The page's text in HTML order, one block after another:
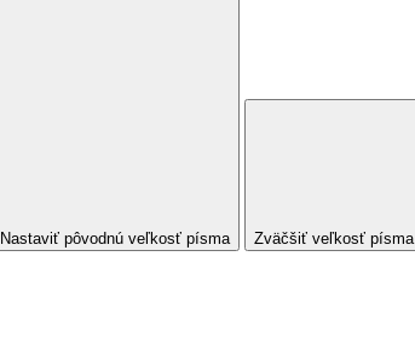
Nastaviť pôvodnú veľkosť písma Zväčšiť veľkosť písma